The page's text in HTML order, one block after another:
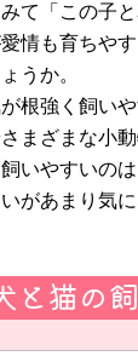
て「この子
情も育ちや
うか。
根強く飼い
まざまな小
いやすいの
があまり気
と猫の